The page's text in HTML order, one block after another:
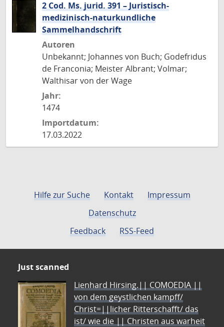
2 Cod. Ms. jurid. 391 – Juristisch-
medizinisch-naturkundliche
Sammelhandschrift
Autoren
Unbekannt; Johannes von Buch; Godefridus
de Franconia; Meister Albrant; Volmar;
Walthisar von der Wage
Jahr:
1474
Importdatum:
17.03.2022
Hilfe zur Suche Kontakt
Impressum
Datenschutz
Feedback
RSS-Feed
Just scanned
Lienhard Hirsing.|| COMOEDIA ||
von dem geystlichen kampff/
Christ=||licher Ritterschafft/ das
ist/ wie die || Christen aus warheit